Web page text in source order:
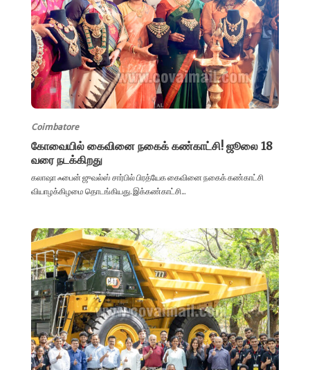
Coimbatore
கோவையில் கைவினை நகைக் கண்காட்சி! ஜூலை 18
வரை நடக்கிறது
கலாஷா ஃபைன் ஜுவல்ஸ் சார்பில் பிரத்யேக கைவினை நகைக் கண்காட்சி
வியாழக்கிழமை தொடங்கியது. இக்கண்காட்சி...